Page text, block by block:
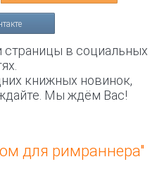
в социальных
книжных новинок,
Мы ждём Вас!
для римраннера"